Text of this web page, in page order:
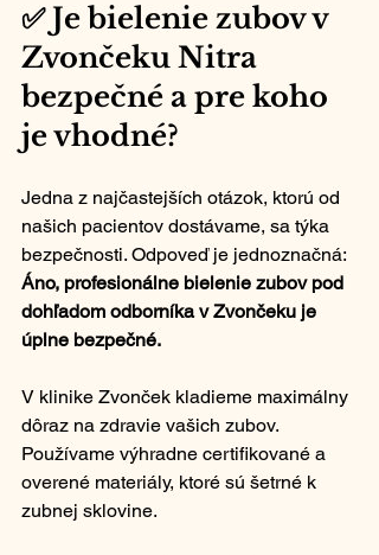
✅ Je bielenie zubov v
Zvončeku Nitra
bezpečné a pre koho
je vhodné?
Jedna z najčastejších otázok, ktorú od
našich pacientov dostávame, sa týka
bezpečnosti. Odpoveď je jednoznačná:
Áno, profesionálne bielenie zubov pod
dohľadom odborníka v Zvončeku je
úplne bezpečné.
V klinike Zvonček kladieme maximálny
dôraz na zdravie vašich zubov.
Používame výhradne certifikované a
overené materiály, ktoré sú šetrné k
zubnej sklovine.